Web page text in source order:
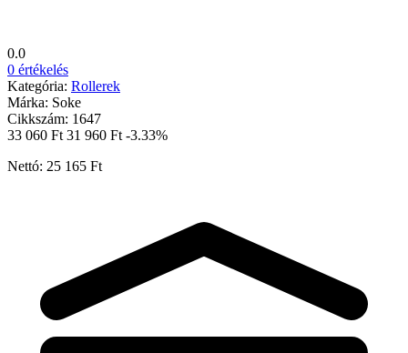
0.0
0 értékelés
Kategória: Rollerek
Márka: Soke
Cikkszám: 1647
33 060 Ft 31 960 Ft -3.33%
Nettó: 25 165 Ft